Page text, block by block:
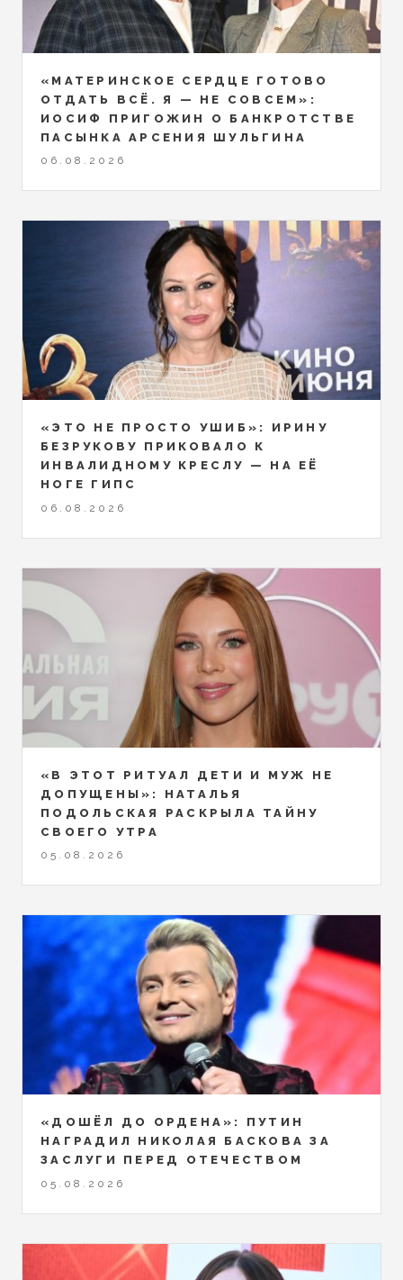
«МАТЕРИНСКОЕ СЕРДЦЕ ГОТОВО
ОТДАТЬ ВСЁ. Я — НЕ СОВСЕМ»:
ИОСИФ ПРИГОЖИН О БАНКРОТСТВЕ
ПАСЫНКА АРСЕНИЯ ШУЛЬГИНА
06.08.2026
«ЭТО НЕ ПРОСТО УШИБ»: ИРИНУ
БЕЗРУКОВУ ПРИКОВАЛО К
ИНВАЛИДНОМУ КРЕСЛУ — НА ЕЁ
НОГЕ ГИПС
06.08.2026
«В ЭТОТ РИТУАЛ ДЕТИ И МУЖ НЕ
ДОПУЩЕНЫ»: НАТАЛЬЯ
ПОДОЛЬСКАЯ РАСКРЫЛА ТАЙНУ
СВОЕГО УТРА
05.08.2026
«ДОШЁЛ ДО ОРДЕНА»: ПУТИН
НАГРАДИЛ НИКОЛАЯ БАСКОВА ЗА
ЗАСЛУГИ ПЕРЕД ОТЕЧЕСТВОМ
05.08.2026